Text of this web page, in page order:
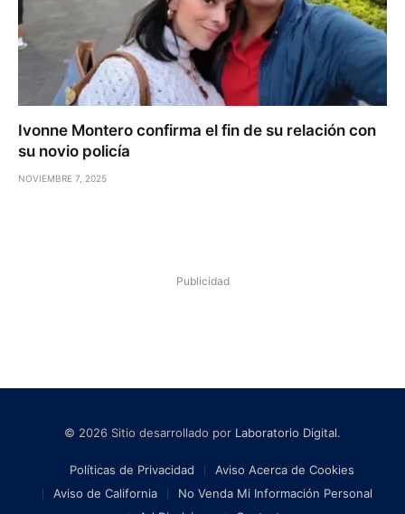
Ivonne Montero confirma el fin de su relación con
su novio policía
NOVIEMBRE 7, 2025
Publicidad
© 2026 Sitio desarrollado por Laboratorio Digital.
Políticas de Privacidad
Aviso Acerca de Cookies
Aviso de California
No Venda Mi Información Personal